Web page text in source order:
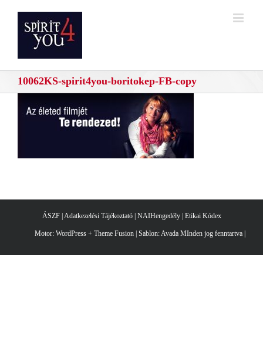
10062KS-spirit4you-boritokep-FB-copy
ÁSZF| Adatkezelési Tájékoztató| NAIHengedély| Etikai Kódex
Motor: WordPress + Theme Fusion | Sablon:Avada MInden jog fenntartva |